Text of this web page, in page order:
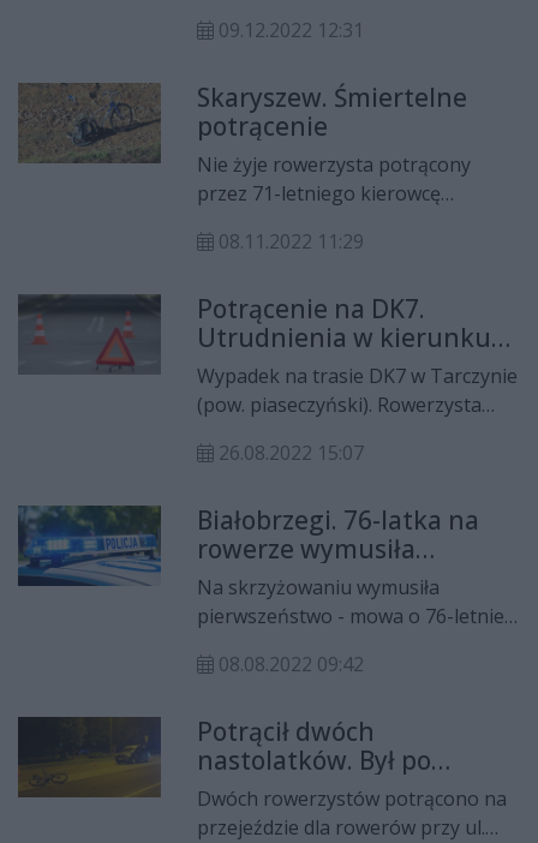
09.12.2022 12:31
Skaryszew. Śmiertelne
potrącenie
Nie żyje rowerzysta potrącony
przez 71-letniego kierowcę
wypadku doszło w Skaryszewie
08.11.2022 11:29
Potrącenie na DK7.
Utrudnienia w kierunku
Radomia
Wypadek na trasie DK7 w Tarczynie
(pow. piaseczyński). Rowerzysta
pieszych. Ruch w kierunku Radomia
26.08.2022 15:07
Białobrzegi. 76-latka na
rowerze wymusiła
pierwszeństwo
Na skrzyżowaniu wymusiła
pierwszeństwo - mowa o 76-letniej
wypadek w Białobrzegach.
08.08.2022 09:42
Potrącił dwóch
nastolatków. Był po
spożyciu
Dwóch rowerzystów potrącono na
przejeździe dla rowerów przy ul.